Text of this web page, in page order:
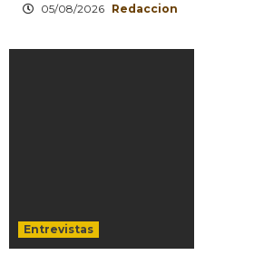
05/08/2026 Redaccion
Entrevistas